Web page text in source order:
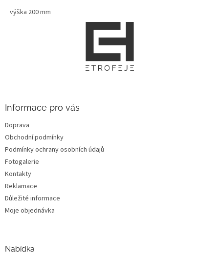
výška 200 mm
Informace pro vás
Doprava
Obchodní podmínky
Podmínky ochrany osobních údajů
Fotogalerie
Kontakty
Reklamace
Důležité informace
Moje objednávka
Nabídka